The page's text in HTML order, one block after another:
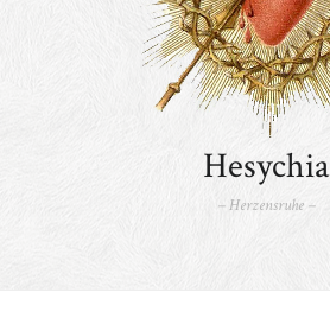
Hesychia
– Herzensruhe –